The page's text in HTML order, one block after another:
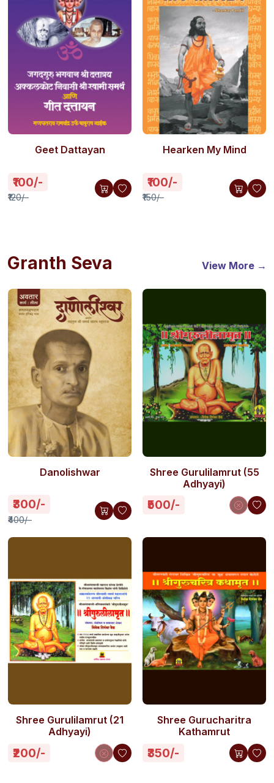
Geet Dattayan
₹100/-
₹120/-
Hearken My Mind
₹100/-
₹150/-
Granth Seva View More →
Danolishwar
₹300/-
₹400/-
Shree Gurulilamrut (55
Adhyayi)
₹500/-
Shree Gurulilamrut (21
Adhyayi)
₹200/-
Shree Gurucharitra
Kathamrut
₹350/-